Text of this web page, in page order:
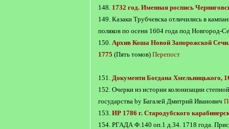
148. 1732 год. Именная роспись
149. Казаки Трубчевска отличились в
поляков по осени 1604 года под Новгород-
150. Архив Коша Новой Запорожской
1775 (Пять томов) Перепост
151. Документи Богдана Хмельницького,
152. Очерки из истории колонизации
государствa by Багалей Дмитрий Иванович
153. ИР 1786 г. Стародубского
154. РГАДА Ф.140 оп.1 д.34. 1718 года.